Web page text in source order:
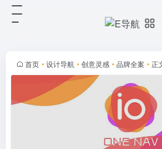
首页 • 设计导航 • 创意灵感 • 品牌全案 • 正